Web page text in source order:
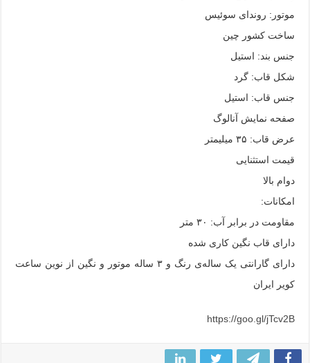
موتور: روندای سوئیس
ساخت کشور چین
جنس بند: استیل
شکل قاب: گرد
جنس قاب: استیل
صفحه نمایش آنالوگ
عرض قاب: ۳۵ میلیمتر
قیمت استثنایی
دوام بالا
امکانات:
مقاومت در برابر آب: ۳۰ متر
دارای قاب نگین کاری شده
دارای گارانتی یک ساله‌ی رنگ و ۳ ساله موتور و نگین از نوین ساعت
کویر ایران
https://goo.gl/jTcv2B